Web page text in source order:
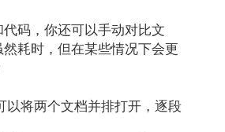
码，你还可以手动对比文
耗时，但在某些情况下会更
以将两个文档并排打开，逐段